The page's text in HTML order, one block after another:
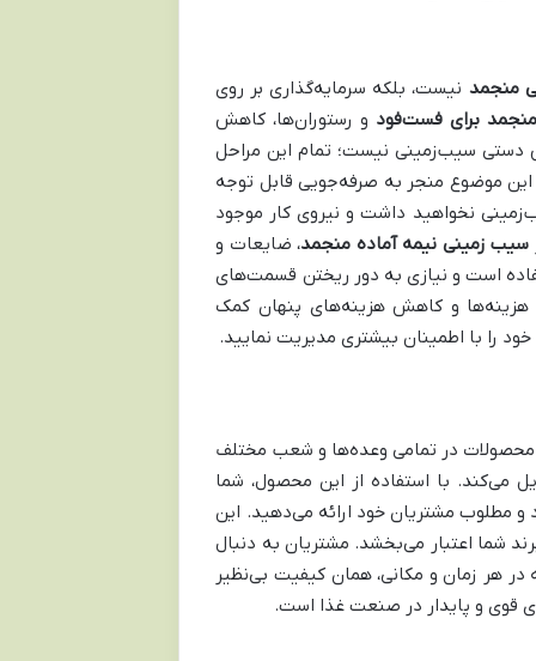
منجمد نیست، بلکه سرمایه‌گذاری بر روی
برای فست‌فود و رستوران‌ها، کاهش
سیب‌زمینی نیست؛ تمام این مراحل
موضوع منجر به صرفه‌جویی قابل توجه
نخواهید داشت و نیروی کار موجود
سیب زمینی نیمه آماده منجمد، ضایعات و
است و نیازی به دور ریختن قسمت‌های
و کاهش هزینه‌های پنهان کمک
را با اطمینان بیشتری مدیریت نمایید.
محصولات در تمامی وعده‌ها و شعب مختلف
می‌کند. با استفاده از این محصول، شما
و مطلوب مشتریان خود ارائه می‌دهید. این
شما اعتبار می‌بخشد. مشتریان به دنبال
هر زمان و مکانی، همان کیفیت بی‌نظیر
قوی و پایدار در صنعت غذا است.